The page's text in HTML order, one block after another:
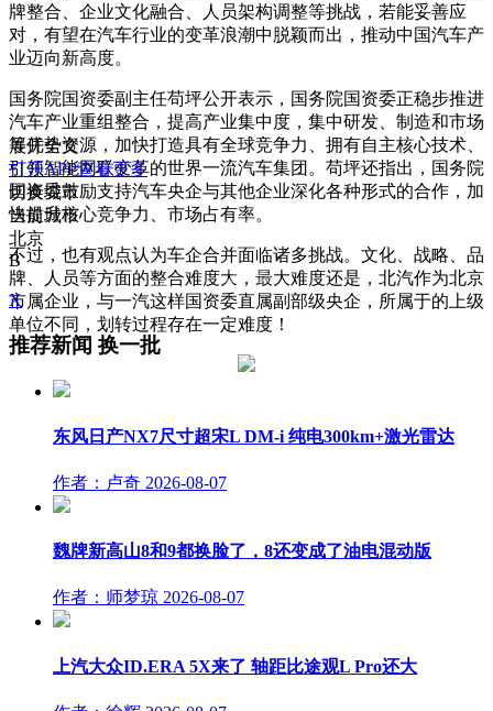
牌整合、企业文化融合、人员架构调整等挑战，若能妥善应
对，有望在汽车行业的变革浪潮中脱颖而出，推动中国汽车产
业迈向新高度。
国务院国资委副主任苟坪公开表示，国务院国资委正稳步推进
汽车产业重组整合，提高产业集中度，集中研发、制造和市场
等优势资源，加快打造具有全球竞争力、拥有自主核心技术、
引领智能网联变革的世界一流汽车集团。苟坪还指出，国务院
国资委鼓励支持汽车央企与其他企业深化各种形式的合作，加
快提升核心竞争力、市场占有率。
不过，也有观点认为车企合并面临诸多挑战。文化、战略、品
牌、人员等方面的整合难度大，最大难度还是，北汽作为北京
市属企业，与一汽这样国资委直属副部级央企，所属于的上级
单位不同，划转过程存在一定难度！
展开全文
打开APP查看更多
切换城市
当前城市
北京
B
X
推荐新闻 换一批
东风日产NX7尺寸超宋L DM-i 纯电300km+激光雷达
作者：卢奇 2026-08-07
魏牌新高山8和9都换脸了，8还变成了油电混动版
作者：师梦琼 2026-08-07
上汽大众ID.ERA 5X来了 轴距比途观L Pro还大